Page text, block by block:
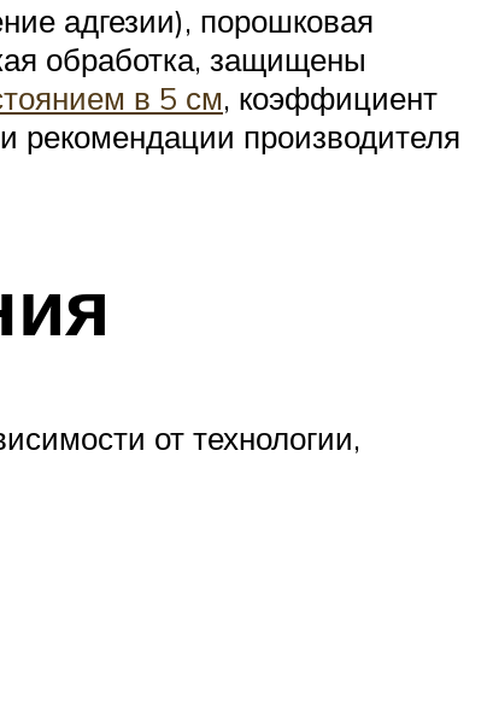
адгезии), порошковая
обработка, защищены
в 5 см, коэффициент
рекомендации производителя
от технологии,